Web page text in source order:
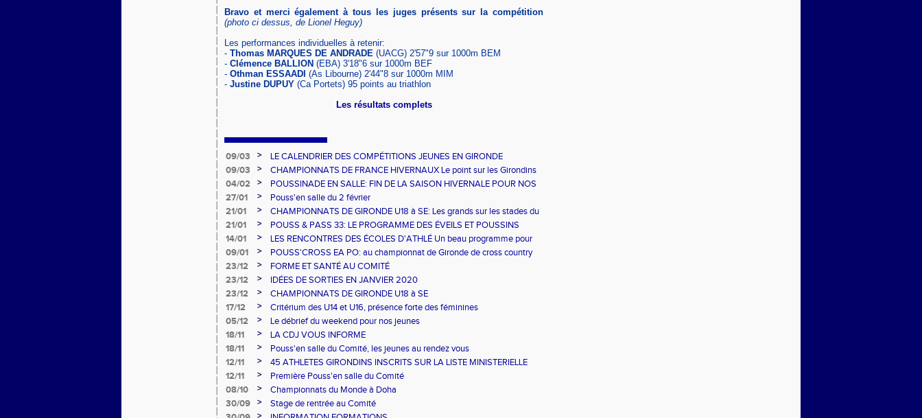
Bravo et merci également à tous les juges présents sur la compétition
(photo ci dessus, de Lionel Heguy)
Les performances individuelles à retenir:
- Thomas MARQUES DE ANDRADE (UACG) 2'57"9 sur 1000m BEM
- Clémence BALLION (EBA) 3'18"6 sur 1000m BEF
- Othman ESSAADI (As Libourne) 2'44"8 sur 1000m MIM
- Justine DUPUY (Ca Portets) 95 points au triathlon
Les résultats complets
09/03 >
LE CALENDRIER DES COMPÉTITIONS JEUNES EN GIRONDE
09/03
>
CHAMPIONNATS DE FRANCE HIVERNAUX Le point sur les Girondins
qui sont montés sur la boite
04/02 >
POUSSINADE EN SALLE: FIN DE LA SAISON HIVERNALE POUR NOS
JEUNES POUSSES
27/01 >
Pouss'en salle du 2 février
21/01
>
CHAMPIONNATS DE GIRONDE U18 à SE: Les grands sur les stades du
département
21/01 >
POUSS & PASS 33: LE PROGRAMME DES ÉVEILS ET POUSSINS
14/01
>
LES RENCONTRES DES ÉCOLES D'ATHLÉ Un beau programme pour
2020
09/01 >
POUSS'CROSS EA PO: au championnat de Gironde de cross country
23/12
>
FORME ET SANTÉ AU COMITÉ
23/12
>
IDÉES DE SORTIES EN JANVIER 2020
23/12
>
CHAMPIONNATS DE GIRONDE U18 à SE
17/12
>
Critérium des U14 et U16, présence forte des féminines
05/12
>
Le débrief du weekend pour nos jeunes
18/11
>
LA CDJ VOUS INFORME
18/11
>
Pouss'en salle du Comité, les jeunes au rendez vous
12/11
>
45 ATHLETES GIRONDINS INSCRITS SUR LA LISTE MINISTERIELLE
12/11
>
Première Pouss'en salle du Comité
08/10
>
Championnats du Monde à Doha
30/09
>
Stage de rentrée au Comité